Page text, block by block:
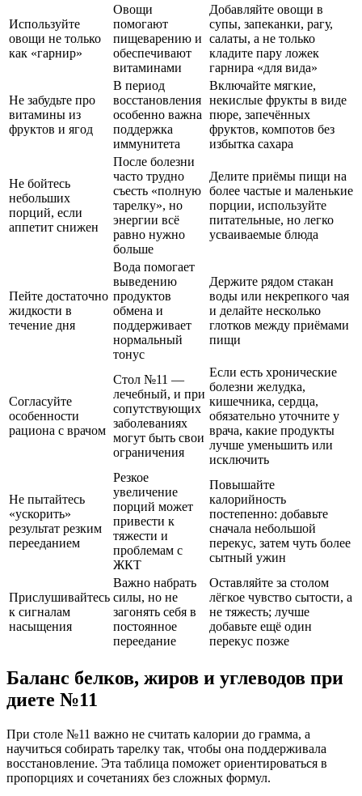
Используйте
овощи не только
как «гарнир»
Овощи
помогают
пищеварению и
обеспечивают
витаминами
Добавляйте овощи в
супы, запеканки, рагу,
салаты, а не только
кладите пару ложек
гарнира «для вида»
Не забудьте про
витамины из
фруктов и ягод
В период
восстановления
особенно важна
поддержка
иммунитета
Включайте мягкие,
некислые фрукты в виде
пюре, запечённых
фруктов, компотов без
избытка сахара
Не бойтесь
небольших
порций, если
аппетит снижен
После болезни
часто трудно
съесть «полную
тарелку», но
энергии всё
равно нужно
больше
Делите приёмы пищи на
более частые и маленькие
порции, используйте
питательные, но легко
усваиваемые блюда
Пейте достаточно
жидкости в
течение дня
Вода помогает
выведению
продуктов
обмена и
поддерживает
нормальный
тонус
Держите рядом стакан
воды или некрепкого чая
и делайте несколько
глотков между приёмами
пищи
Согласуйте
особенности
рациона с врачом
Стол №11 —
лечебный, и при
сопутствующих
заболеваниях
могут быть свои
ограничения
Если есть хронические
болезни желудка,
кишечника, сердца,
обязательно уточните у
врача, какие продукты
лучше уменьшить или
исключить
Не пытайтесь
«ускорить»
результат резким
перееданием
Резкое
увеличение
порций может
привести к
тяжести и
проблемам с
ЖКТ
Повышайте
калорийность
постепенно: добавьте
сначала небольшой
перекус, затем чуть более
сытный ужин
Прислушивайтесь
к сигналам
насыщения
Важно набрать
силы, но не
загонять себя в
постоянное
переедание
Оставляйте за столом
лёгкое чувство сытости, а
не тяжесть; лучше
добавьте ещё один
перекус позже
Баланс белков, жиров и углеводов при
диете №11
При столе №11 важно не считать калории до грамма, а
научиться собирать тарелку так, чтобы она поддерживала
восстановление. Эта таблица поможет ориентироваться в
пропорциях и сочетаниях без сложных формул.